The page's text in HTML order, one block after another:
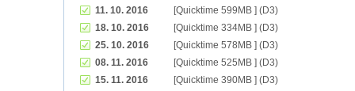
11. 10. 2016
[Quicktime 599MB ] (D3)
18. 10. 2016
[Quicktime 334MB ] (D3)
25. 10. 2016
[Quicktime 578MB ] (D3)
08. 11. 2016
[Quicktime 525MB ] (D3)
15. 11. 2016
[Quicktime 390MB ] (D3)